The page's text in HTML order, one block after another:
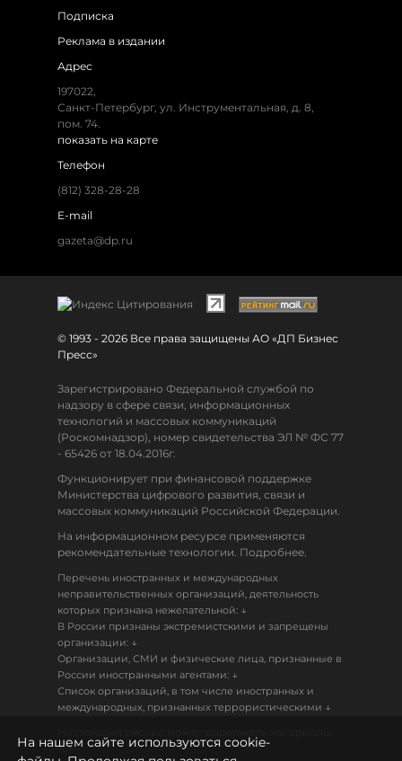
Подписка
Реклама в издании
Адрес
197022,
Санкт-Петербург, ул. Инструментальная, д. 8,
пом. 74.
показать на карте
Телефон
(812) 328-28-28
E-mail
gazeta@dp.ru
© 1993 - 2026 Все права защищены АО «ДП Бизнес
Пресс»
Зарегистрировано Федеральной службой по
надзору в сфере связи, информационных
технологий и массовых коммуникаций
(Роскомнадзор), номер свидетельства ЭЛ № ФС 77
- 65426 от 18.04.2016г.
Функционирует при финансовой поддержке
Министерства цифрового развития, связи и
массовых коммуникаций Российской Федерации.
На информационном ресурсе применяются
рекомендательные технологии. Подробнее.
Перечень иностранных и международных
неправительственных организаций, деятельность
которых признана нежелательной: ↓
В России признаны экстремистскими и запрещены
организации: ↓
Организации, СМИ и физические лица, признанные в
России иностранными агентами: ↓
Список организаций, в том числе иностранных и
международных, признанных террористическими ↓
18+
На нашем сайте используются cookie-